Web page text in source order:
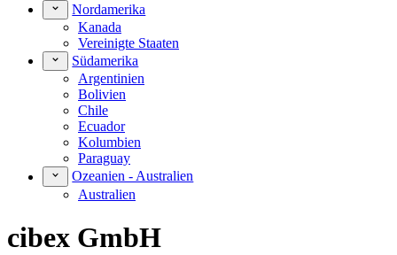
Nordamerika
Kanada
Vereinigte Staaten
Südamerika
Argentinien
Bolivien
Chile
Ecuador
Kolumbien
Paraguay
Ozeanien - Australien
Australien
cibex GmbH